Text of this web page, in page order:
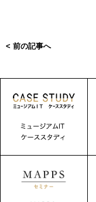
< 前の記事へ